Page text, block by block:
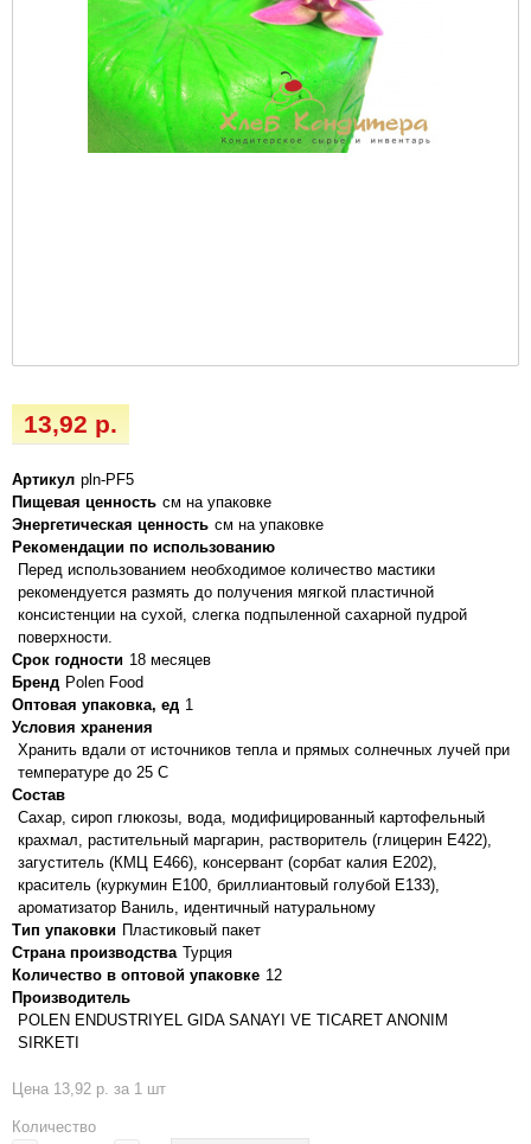
13,92 р.
Артикул pln-PF5
Пищевая ценность см на упаковке
Энергетическая ценность см на упаковке
Рекомендации по использованию
Перед использованием необходимое количество мастики
рекомендуется размять до получения мягкой пластичной
консистенции на сухой, слегка подпыленной сахарной пудрой
поверхности.
Срок годности 18 месяцев
Бренд Polen Food
Оптовая упаковка, ед 1
Условия хранения
Хранить вдали от источников тепла и прямых солнечных лучей при
температуре до 25 С
Состав
Сахар, сироп глюкозы, вода, модифицированный картофельный
крахмал, растительный маргарин, растворитель (глицерин E422),
загуститель (КМЦ E466), консервант (сорбат калия Е202),
краситель (куркумин Е100, бриллиантовый голубой E133),
ароматизатор Ваниль, идентичный натуральному
Тип упаковки Пластиковый пакет
Страна производства Турция
Количество в оптовой упаковке 12
Производитель
POLEN ENDUSTRIYEL GIDA SANAYI VE TICARET ANONIM
SIRKETI
Цена 13,92 р. за 1 шт
Количество